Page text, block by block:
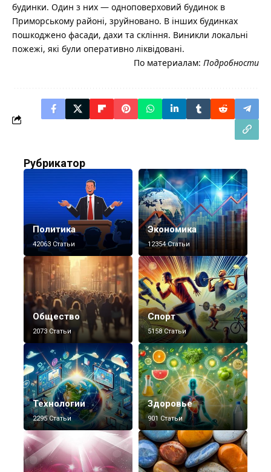
будинки. Один з них — одноповерховий будинок в
Приморському районі, зруйновано. В інших будинках
пошкоджено фасади, дахи та скління. Виникли локальні
пожежі, які були оперативно ліквідовані.
По материалам: Подробности
Рубрикатор
Политика
42063 Статьи
Экономика
12354 Статьи
Общество
2073 Статьи
Спорт
5158 Статьи
Технологии
2295 Статьи
Здоровье
901 Статьи